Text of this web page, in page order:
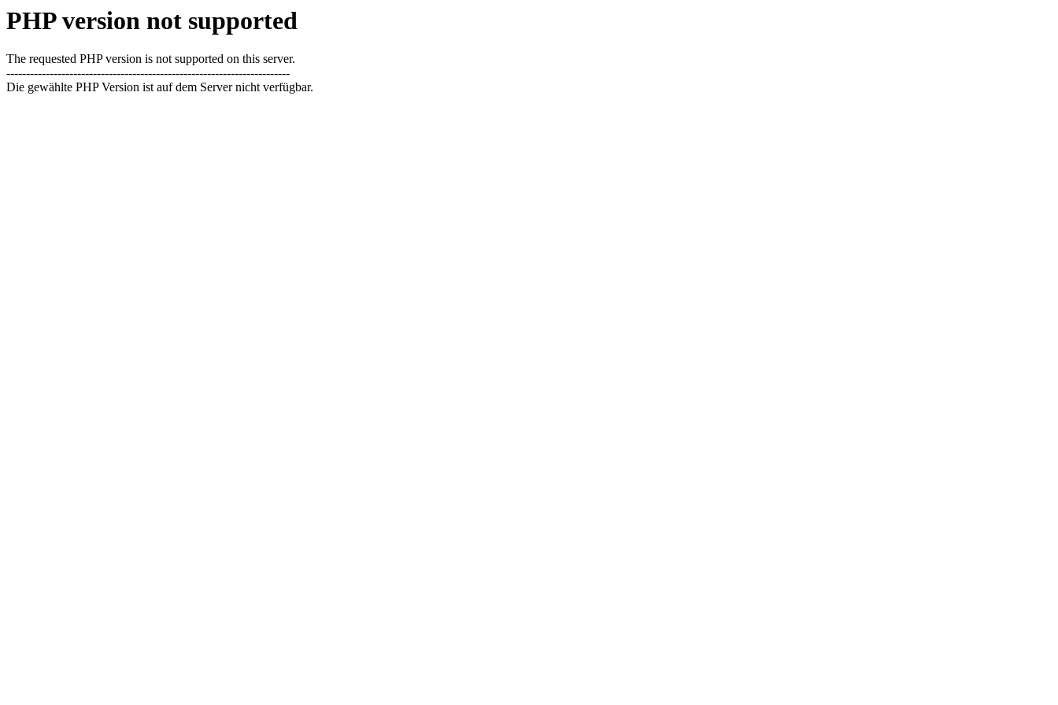
PHP version not supported
The requested PHP version is not supported on this server.
------------------------------------------------------------------------
Die gewählte PHP Version ist auf dem Server nicht verfügbar.